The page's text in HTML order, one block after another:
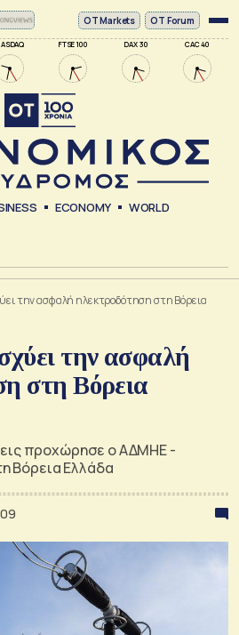
FTSE 100 DAX 30 CAC 40
ΟΤ Markets OT Forum
ECONOMY WORLD
την ασφαλή ηλεκτροδότηση στη Βόρεια
την ασφαλή
στη Βόρεια
προχώρησε ο ΑΔΜΗΕ -
Βόρεια Ελλάδα